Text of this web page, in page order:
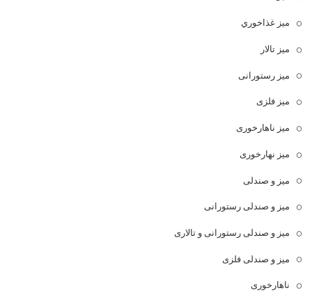
ميز غذاخوري
میز تالار
میز رستورانی
میز فلزی
میز ناهارخوری
میز نهارخوری
میز و صندلی
میز و صندلی رستورانی
میز و صندلی رستورانی و تالاری
میز و صندلی فلزی
ناهارخوری